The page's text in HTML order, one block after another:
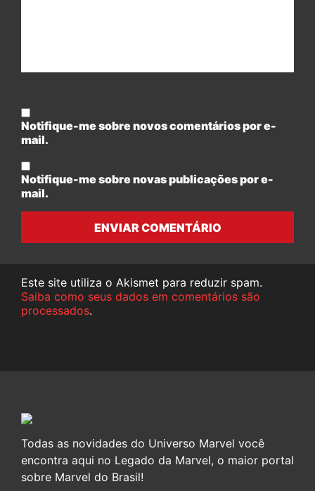
Notifique-me sobre novos comentários por e-
mail.
Notifique-me sobre novas publicações por e-
mail.
ENVIAR COMENTÁRIO
Este site utiliza o Akismet para reduzir spam.
Saiba como seus dados em comentários são
processados.
Todas as novidades do Universo Marvel você
encontra aqui no Legado da Marvel, o maior portal
sobre Marvel do Brasil!